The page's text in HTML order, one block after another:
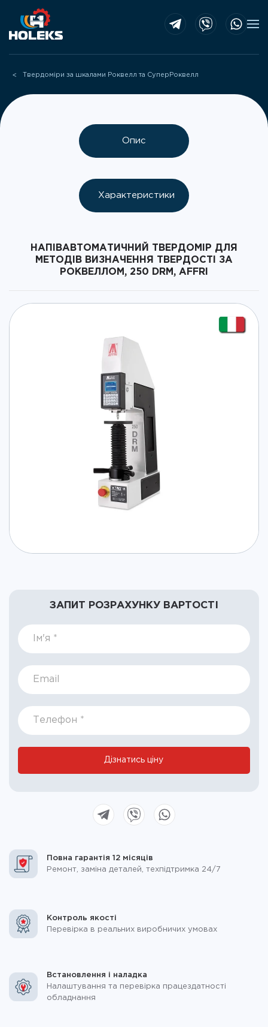
Skip to main content
Твердоміри за шкалами Роквелл та СуперРоквелл
Опис
Характеристики
НАПІВАВТОМАТИЧНИЙ ТВЕРДОМІР ДЛЯ
МЕТОДІВ ВИЗНАЧЕННЯ ТВЕРДОСТІ ЗА
РОКВЕЛЛОМ, 250 DRM, AFFRI
Повна гарантія 12 місяців
Ремонт, заміна деталей, техпідтримка 24/7
Контроль якості
Перевірка в реальних виробничих умовах
Встановлення і наладка
Налаштування та перевірка працездатності
обладнання
ЗАПИТ РОЗРАХУНКУ ВАРТОСТІ
If
you
are
human,
leave
this
field
Дізнатись ціну